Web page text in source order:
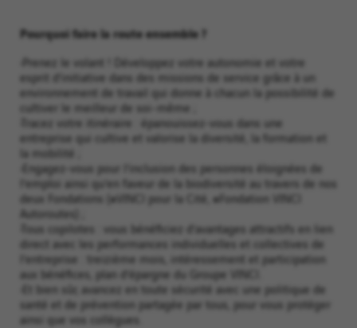
Pourquoi faire la route ensemble ?
•Prenez le volant ! Développez votre autonomie et votre
esprit d’initiative dans des missions de service grâce à un
environnement de travail qui donne à chacun la possibilité de
cultiver le meilleur de soi-même ;
•Tracez votre itinéraire : épanouissez-vous dans une
entreprise qui cultive et valorise la diversité, la formation et
la mobilité ;
•Engagez-vous pour l’inclusion des personnes éloignées de
l’emploi ainsi qu’en faveur de la biodiversité au travers de nos
deux Fondations (#VINCI pour la Cité, #Fondation VINCI
Autoroutes) ;
•Tous copilotes : vous bénéficiez d’avantages attractifs en lien
direct avec les performances individuelles et collectives de
l’entreprise : treizième mois, intéressement et participation
aux bénéfices, plan d’épargne du Groupe VINCI.
•Et bien sûr, avancez en toute sécurité avec une politique de
santé et de prévention partagée par tous, pour vous protéger
ainsi que vos collègues.